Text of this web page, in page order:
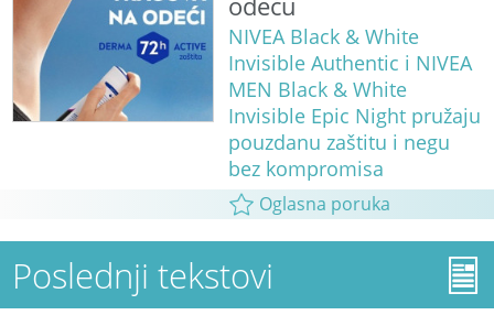
NIVEA Black & White
Invisible Authentic i NIVEA
MEN Black & White
Invisible Epic Night pružaju
pouzdanu zaštitu i negu
bez kompromisa
Oglasna poruka
Poslednji tekstovi